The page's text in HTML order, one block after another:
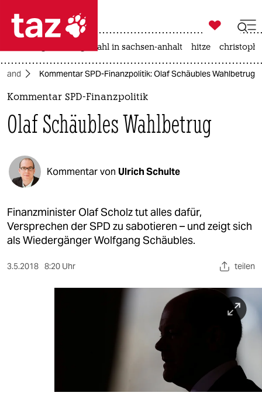
 taz zahl ich
taz zahl ich
politik
öko
gesellschaft
kultur
sport
berlin

taz zahl ich
landtagswahl in sachsen-anhalt hitze
Kommentar SPD-Finanzpolitik: Olaf Schäubles Wahlbetrug
Kommentar SPD-Finanzpolitik
Olaf Schäubles Wahlbetrug
Kommentar von Ulrich Schulte
Finanzminister Olaf Scholz tut alles dafür,
Versprechen der SPD zu sabotieren – und zeigt sich
als Wiedergänger Wolfgang Schäubles.
3.5.2018 8:20 Uhr teilen